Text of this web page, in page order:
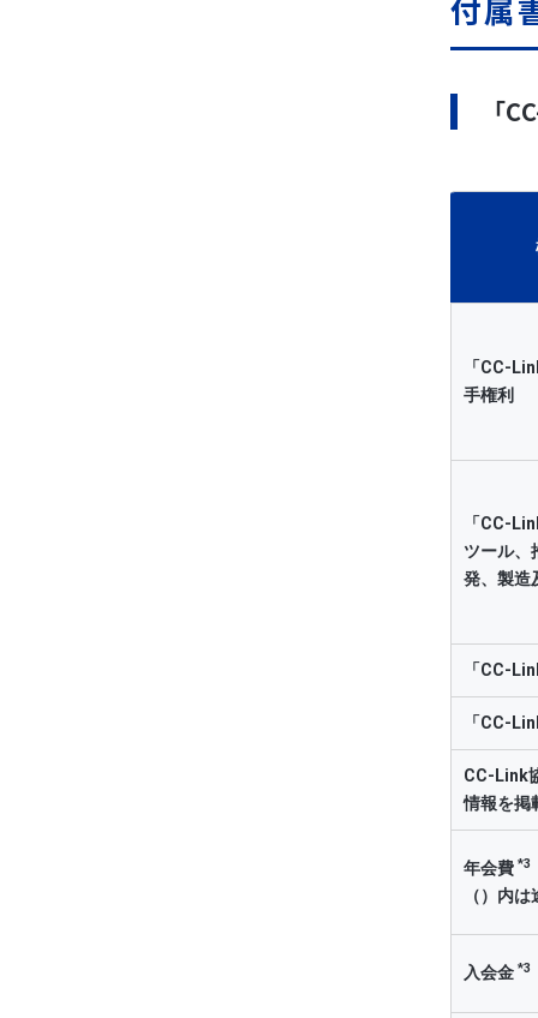
ん
３
入
協
い
４
会
ま
わ
会
ま
５
付属
「
「CC-
手権利
「CC-
ツール、
発、製造
「CC-
「CC-
CC-Link
情報を掲
年会費 *3
（）内
入会金 *3